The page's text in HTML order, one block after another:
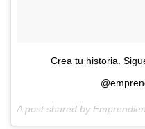
Crea tu historia.